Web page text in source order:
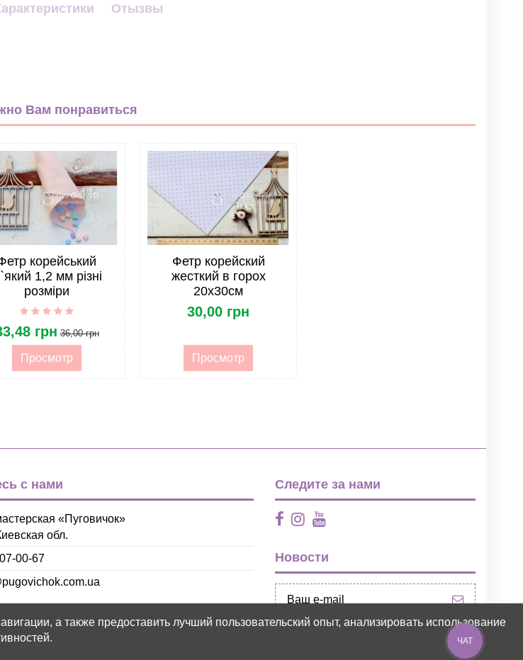
Отызвы
черный
7мм
Резинка
Вам понравиться
корейський
1,2 мм різні
розміри
грн 36,00 грн
Просмотр
Фетр корейский
жесткий в горох
20х30см
30,00 грн
Просмотр
с нами
«Пуговичок»
обл.
00-67
Следите за нами
Новости
а также предоставить лучший пользовательский опыт, анализировать использование
ЧАТ